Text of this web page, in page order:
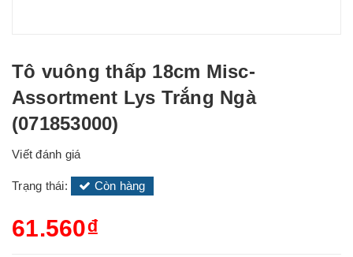
Tô vuông thấp 18cm Misc-
Assortment Lys Trắng Ngà
(071853000)
Viết đánh giá
Trạng thái: Còn hàng
61.560₫